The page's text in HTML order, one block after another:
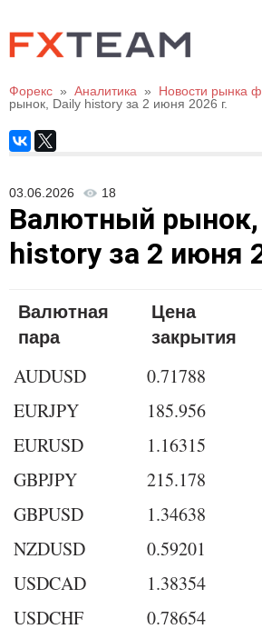
Форекс » Аналитика » Новости рынка
рынок, Daily history за 2 июня 2026 г.
03.06.2026 18
Валютный рынок,
history за 2 июня
Валютная
пара
Цена
закрытия
AUDUSD 0.71788
EURJPY
185.956
EURUSD
1.16315
GBPJPY
215.178
GBPUSD
1.34638
NZDUSD
0.59201
USDCAD
1.38354
USDCHF
0.78654